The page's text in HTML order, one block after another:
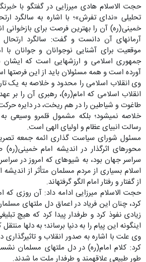
حجت الاسلام هادی میرزایی در گفتگو با
تحلیلی «ندای تفرش»؛ با اشاره به سالگرد
خمینی(ره) آن را بهترین فرصت برای بازخوانی
آرمانهای آن دانست و گفت: سالگرد ارتحال
موقعیت برای آشنایی نوجوانان و جوانان با
جمهوری اسلامی و ارزشهایی است که ایشان
آورده است و همه مسئولان باید از این فرصتها
وی انقلاب اسلامی را محدود و خلاصه به یک
انقلاب اسلامی که امام(ره)، رهبری آن را بر
طاغوت و شیاطین را در هم ریخت، در دایره
خلاصه نمیشود؛ بلکه مشمول قلمرو وسیعی
رسالت انبیای عظام و اولیای الهی است.
مسئول شورای سیاست گذاری ائمه جمعه
محورهای اثرگذار در اندیشه امام
سراسر جهان بود، به شیوهای که امروز در
اسلام بسیاری از مردم مسلمان متأثر از
از گفتار و رفتار امام الگو گرفتهاند.
حجت الاسلام میرزایی ادامه داد: آن روزی که
کرد، چنان این فریاد در اعماق دل ملتهای
زیادی نفوذ کرد و طرفدار پیدا کرد که هیچ
اینگونه این پیام را به دنیا برساند؛ به دلها منتقل
وی علت با اشاره به صدور انقلاب و
کرد: کلام امام(ره) در دل ملتهای مسلمان
طور طبیعی علاقهمند و طرفدار ملت ما شدند.